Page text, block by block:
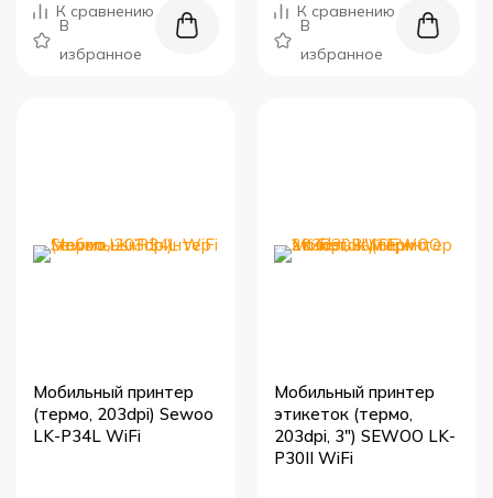
К сравнению
В
избранное
К сравнению
В
избранное
Мобильный принтер
(термо, 203dpi) Sewoo
LK-P34L WiFi
Мобильный принтер
этикеток (термо,
203dpi, 3") SEWOO LK-
P30II WiFi